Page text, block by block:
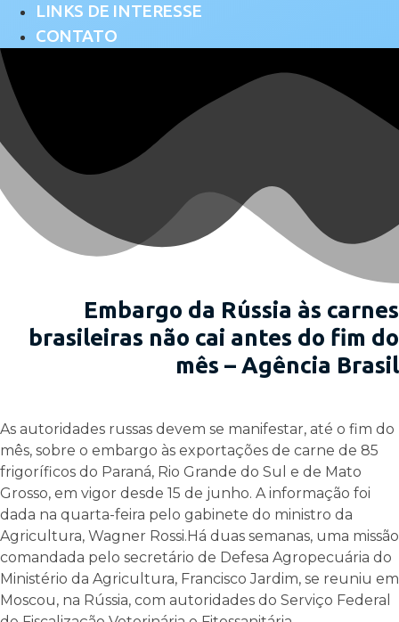
LINKS DE INTERESSE
CONTATO
Embargo da Rússia às carnes
brasileiras não cai antes do fim do
mês – Agência Brasil
As autoridades russas devem se manifestar, até o fim do
mês, sobre o embargo às exportações de carne de 85
frigoríficos do Paraná, Rio Grande do Sul e de Mato
Grosso, em vigor desde 15 de junho. A informação foi
dada na quarta-feira pelo gabinete do ministro da
Agricultura, Wagner Rossi.Há duas semanas, uma missão
comandada pelo secretário de Defesa Agropecuária do
Ministério da Agricultura, Francisco Jardim, se reuniu em
Moscou, na Rússia, com autoridades do Serviço Federal